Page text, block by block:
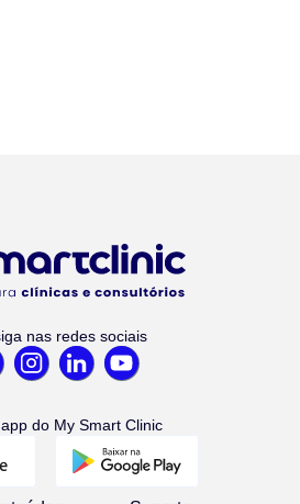
nas redes sociais
do My Smart Clinic